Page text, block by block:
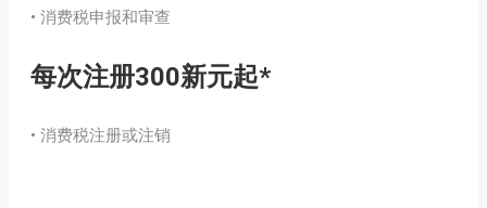
• 消费税申报和审查
每次注册300新元起*
• 消费税注册或注销